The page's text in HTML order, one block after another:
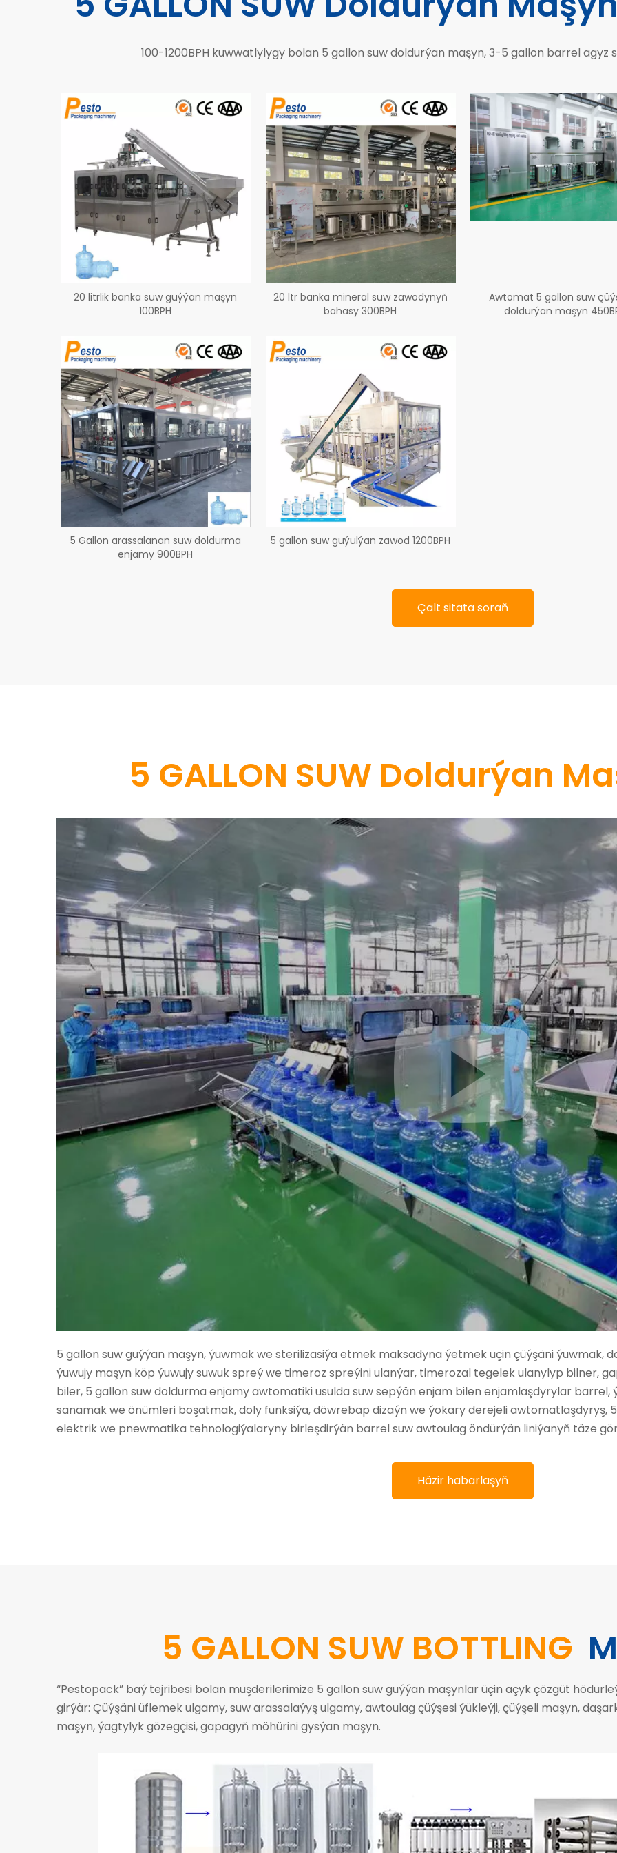
100-1200BPH kuwwatlylygy bolan 5 gallon suw doldurýan maşyn, 3-5 gallon barrel agyz
20 litrlik banka suw guýýan maşyn
100BPH
20 ltr banka mineral suw zawodynyň
bahasy 300BPH
Awtomat 5 gallon suw
doldurýan maşyn
5 Gallon arassalanan suw doldurma
enjamy 900BPH
5 gallon suw guýulýan zawod 1200BPH
Çalt sitata soraň
5 GALLON SUW Doldurýan
5 gallon suw guýýan maşyn, ýuwmak we sterilizasiýa etmek maksadyna ýetmek üçin çüýşäni ýuwmak,
ýuwujy maşyn köp ýuwujy suwuk spreý we timeroz spreýini ulanýar, timerozal tegelek ulanylyp bilner,
biler, 5 gallon suw doldurma enjamy awtomatiki usulda suw sepýän enjam bilen enjamlaşdyrylar
sanamak we önümleri boşatmak, doly funksiýa, döwrebap dizaýn we ýokary derejeli awtomatlaşdyryş,
elektrik we pnewmatika tehnologiýalaryny birleşdirýän barrel suw awtoulag öndürýän liniýanyň täze
Häzir habarlaşyň
5 GALLON SUW BOTTLING
“Pestopack” baý tejribesi bolan müşderilerimize 5 gallon suw guýýan maşynlar üçin açyk çözgüt
girýär: Çüýşäni üflemek ulgamy, suw arassalaýyş ulgamy, awtoulag çüýşesi ýükleýji, çüýşeli maşyn,
maşyn, ýagtylyk gözegçisi, gapagyň möhürini gysýan maşyn.